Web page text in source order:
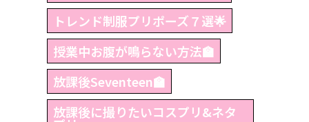
トレンド制服プリポーズ７選🌟
授業中お腹が鳴らない方法🏫
放課後Seventeen🏫
放課後に撮りたいコスプリ&ネタ